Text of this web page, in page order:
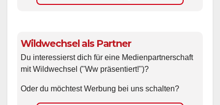
Wildwechsel als Partner
Du interessierst dich für eine Medienpartnerschaft
mit Wildwechsel ("Ww präsentiert!")?
Oder du möchtest Werbung bei uns schalten?